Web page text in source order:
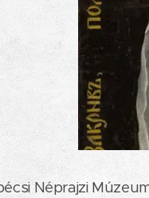
Néprajzi